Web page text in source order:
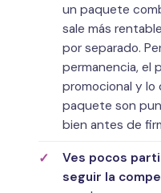
un paquete
sale más
por separado.
permanencia, el
promocional y lo
paquete son
bien antes de
Ves pocos
seguir la